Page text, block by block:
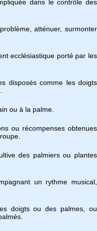
dans le contrôle des
atténuer, surmonter
ecclésiastique porté par les
disposés comme les doigts
ou à la palme.
ou récompenses obtenues
des palmiers ou plantes
un rythme musical,
doigts ou des palmes, ou